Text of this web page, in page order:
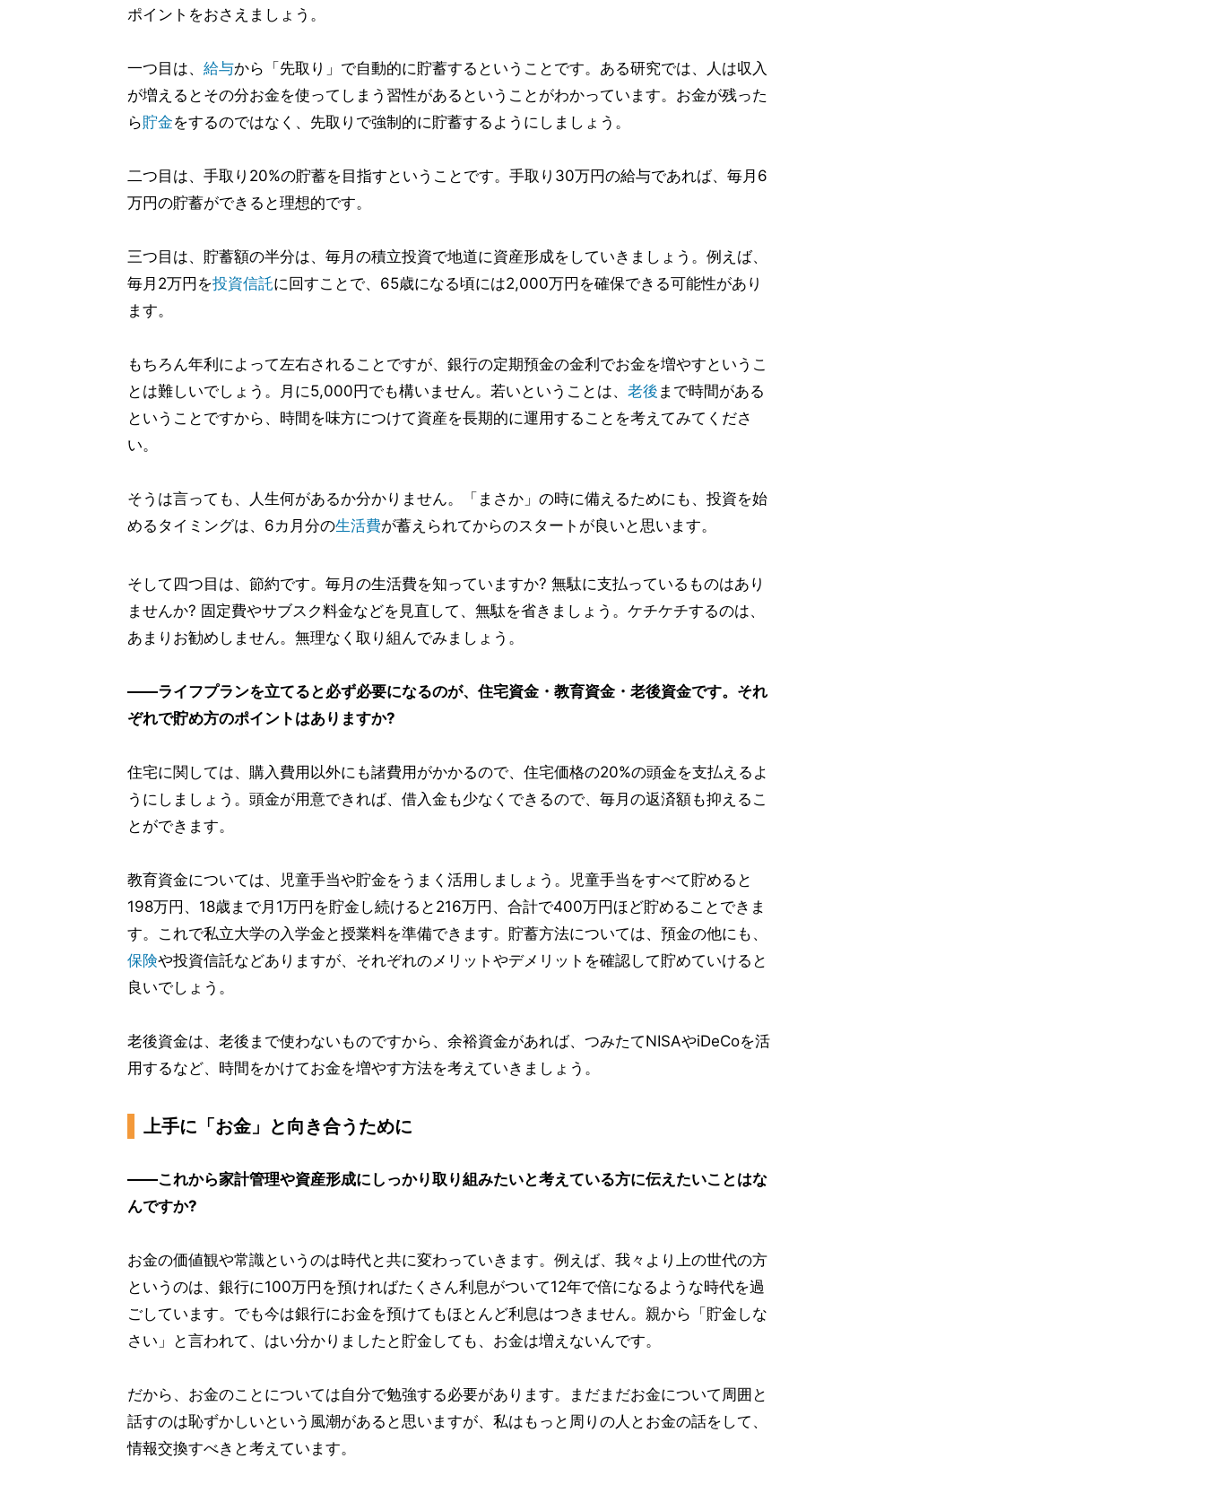
ポイントをおさえましょう。
一つ目は、 給与から「先取り」で自動的に貯蓄するということです。ある研究では、人は収入
が増えるとその分お金を使ってしまう習性があるということがわかっています。お金が残った
ら貯金をするのではなく、先取りで強制的に貯蓄するようにしましょう。
二つ目は、手取り20%の貯蓄を目指すということです。手取り30万円の給与であれば、毎月6
万円の貯蓄ができると理想的です。
三つ目は、貯蓄額の半分は、毎月の積立投資で地道に資産形成をしていきましょう。例えば、
毎月2万円を投資信託に回すことで、65歳になる頃には2,000万円を確保できる可能性があり
ます。
もちろん年利によって左右されることですが、銀行の定期預金の金利でお金を増やすというこ
とは難しいでしょう。月に5,000円でも構いません。若いということは、 老後 まで時間がある
ということですから、時間を味方につけて資産を長期的に運用することを考えてみてくださ
い。
そうは言っても、人生何があるか分かりません。「まさか」の時に備えるためにも、投資を始
めるタイミングは、6カ月分の生活費が蓄えられてからのスタートが良いと思います。
そして四つ目は、節約です。毎月の生活費を知っていますか? 無駄に支払っているものはあり
ませんか? 固定費やサブスク料金などを見直して、無駄を省きましょう。ケチケチするのは、
あまりお勧めしません。無理なく取り組んでみましょう。
――ライフプランを立てると必ず必要になるのが、住宅資金・教育資金・老後資金です。それ
ぞれで貯め方のポイントはありますか?
住宅に関しては、購入費用以外にも諸費用がかかるので、住宅価格の20%の頭金を支払えるよ
うにしましょう。頭金が用意できれば、借入金も少なくできるので、毎月の返済額も抑えるこ
とができます。
教育資金については、児童手当や貯金をうまく活用しましょう。児童手当をすべて貯めると
198万円、18歳まで月1万円を貯金し続けると216万円、合計で400万円ほど貯めることできま
す。これで私立大学の入学金と授業料を準備できます。貯蓄方法については、預金の他にも、
保険や投資信託などありますが、それぞれのメリットやデメリットを確認して貯めていけると
良いでしょう。
老後資金は、老後まで使わないものですから、余裕資金があれば、つみたてNISAやiDeCoを活
用するなど、時間をかけてお金を増やす方法を考えていきましょう。
上手に「お金」と向き合うために
――これから家計管理や資産形成にしっかり取り組みたいと考えている方に伝えたいことはな
んですか?
お金の価値観や常識というのは時代と共に変わっていきます。例えば、我々より上の世代の方
というのは、銀行に100万円を預ければたくさん利息がついて12年で倍になるような時代を過
ごしています。でも今は銀行にお金を預けてもほとんど利息はつきません。親から「貯金しな
さい」と言われて、はい分かりましたと貯金しても、お金は増えないんです。
だから、お金のことについては自分で勉強する必要があります。まだまだお金について周囲と
話すのは恥ずかしいという風潮があると思いますが、私はもっと周りの人とお金の話をして、
情報交換すべきと考えています。